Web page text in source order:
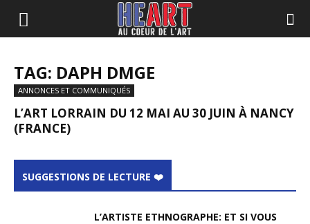
TAG: DAPH DMGE
ANNONCES ET COMMUNIQUÉS
L’ART LORRAIN DU 12 MAI AU 30 JUIN À NANCY
(FRANCE)
SUGGESTIONS DE LECTURE ❤️
L’ARTISTE ETHNOGRAPHE: ET SI VOUS